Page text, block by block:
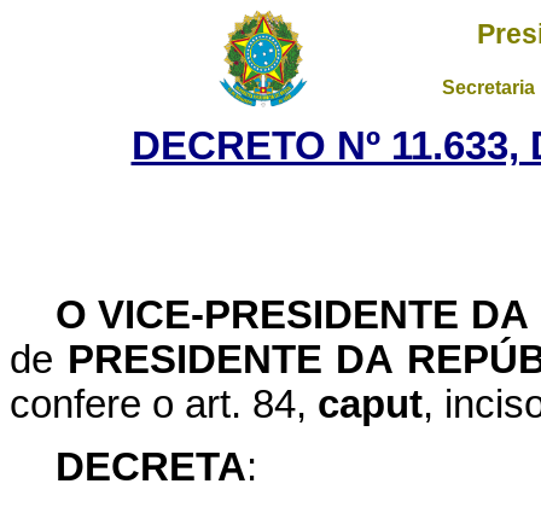
DECRETO Nº
O VICE-PRESIDENTE
de PRESIDENTE DA
confere o art. 84, caput,
DECRETA: